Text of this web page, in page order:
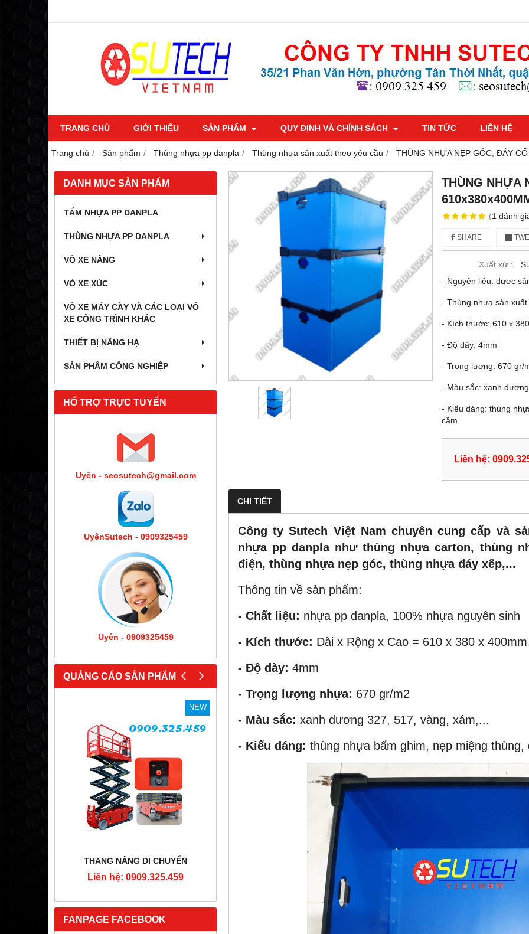
TRANG CHỦ GIỚI THIỆU SẢN PHẨM QUY ĐỊNH VÀ CHÍNH SÁCH TIN TỨC LIÊN HỆ
Trang chủ Sản phẩm Thùng nhựa pp danpla Thùng nhựa sản xuất theo yêu cầu THÙNG NHỰA NẸP GÓC, ĐÁY
DANH MỤC SẢN PHẨM
TẤM NHỰA PP DANPLA
THÙNG NHỰA PP DANPLA
VỎ XE NÂNG
VỎ XE XÚC
VỎ XE MÁY CÀY VÀ CÁC LOẠI VỎ
XE CÔNG TRÌNH KHÁC
THIẾT BỊ NÂNG HẠ
SẢN PHẨM CÔNG NGHIỆP
HỔ TRỢ TRỰC TUYẾN
Uyên - seosutech@gmail.com
UyênSutech - 0909325459
Uyên - 0909325459
QUẢNG CÁO SẢN PHẨM
NEW
THANG NÂNG DI CHUYỂN
Liên hệ: 0909.325.459
THANG NÂNG ĐÔI
Liên hệ: 0909.325.459
THÙNG NHỰA NẸP GÓC CÓ VÁCH
NGĂN
Liên hệ: 0909.325.459
‹ ›
FANPAGE FACEBOOK
THÙNG NHỰA
(1 đánh
SHARE
Xuất xứ :
- Nguyên liệu: được
- Thùng nhựa sản
- Kích thước: 610 x
- Độ dày: 4mm
- Trọng lượng: 670 gr/
- Màu sắc: xanh
- Kiểu dáng: thùng
cầm
Liên hệ:
CHI TIẾT
Công ty Sutech Việt Nam chuyên cung cấp và
nhựa pp danpla như thùng nhựa carton, thùng
điện, thùng nhựa nẹp góc, thùng nhựa đáy xếp,...
Thông tin về sản phẩm:
- Chất liệu: nhựa pp danpla, 100% nhựa nguyên sinh
- Kích thước: Dài x Rộng x Cao = 610 x 380 x 400mm
- Độ dày: 4mm
- Trọng lượng nhựa: 670 gr/m2
- Màu sắc: xanh dương 327, 517, vàng, xám,...
- Kiểu dáng: thùng nhựa bấm ghim, nẹp miệng